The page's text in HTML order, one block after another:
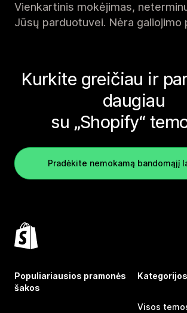
Vienkartinis mokėjimas,
Jūsų parduotuvei. Nėra galiojimo
Kurkite greičiau ir
daugiau
su „Shopify“
Pradėkite nemokamą bandomąjį
Populiariausios pramonės
šakos
Kategorijos
Visos